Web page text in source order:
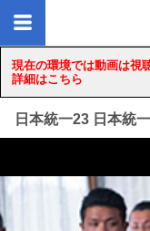
現在の環境では動画は視
詳細はこちら
日本統一23 日本統